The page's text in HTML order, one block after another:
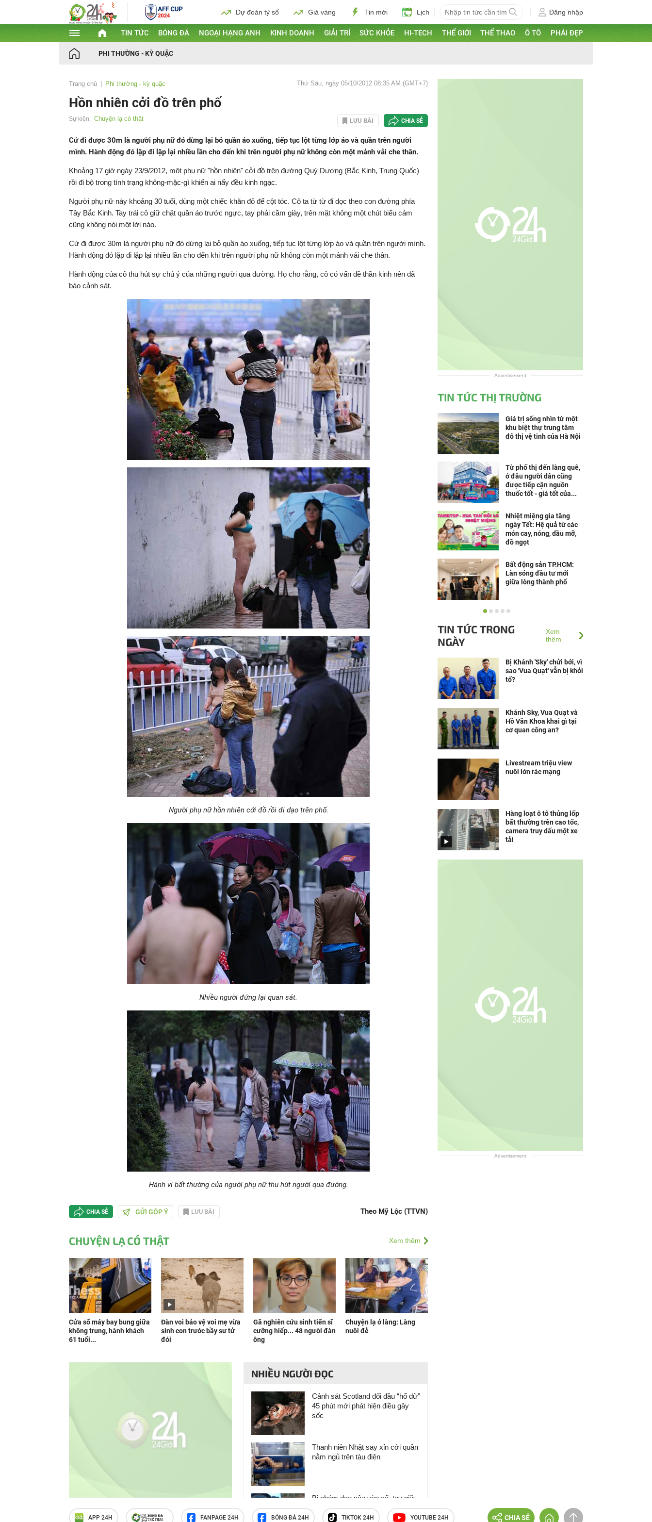
Dự đoán tỷ số Giá vàng Tin mới Lịch Đăng nhập
TIN TỨC BÓNG ĐÁ NGOẠI HẠNG ANH KINH DOANH GIẢI TRÍ SỨC KHỎE HI-TECH THẾ GIỚI THỂ THAO Ô TÔ PHÁI ĐẸP
PHI THƯỜNG - KỲ QUẶC
Trang chủ Phi thường - kỳ quặc Thứ Sáu, ngày 05/10/2012 08:35 AM (GMT+7)
Hồn nhiên cởi đồ trên phố
Sự kiện: Chuyện lạ có thật LƯU BÀI CHIA SẺ
Cứ đi được 30m là người phụ nữ đó dừng lại bỏ quần áo xuống, tiếp tục lột từng lớp áo và quần trên người
mình. Hành động đó lặp đi lặp lại nhiều lần cho đến khi trên người phụ nữ không còn một mảnh vải che thân.
Khoảng 17 giờ ngày 23/9/2012, một phụ nữ "hồn nhiên" cởi đồ trên đường Quý Dương (Bắc Kinh, Trung Quốc)
rồi đi bộ trong tình trạng không-mặc-gì khiến ai nấy đều kinh ngạc.
Người phụ nữ này khoảng 30 tuổi, dùng một chiếc khăn đỏ để cột tóc. Cô ta từ từ đi dọc theo con đường phía
Tây Bắc Kinh. Tay trái cô giữ chặt quần áo trước ngực, tay phải cầm giày, trên mặt không một chút biểu cảm
cũng không nói một lời nào.
Cứ đi được 30m là người phụ nữ đó dừng lại bỏ quần áo xuống, tiếp tục lột từng lớp áo và quần trên người mình.
Hành động đó lặp đi lặp lại nhiều lần cho đến khi trên người phụ nữ không còn một mảnh vải che thân.
Hành động của cô thu hút sự chú ý của những người qua đường. Họ cho rằng, cô có vấn đề thần kinh nên đã
báo cảnh sát.
Người phụ nữ hồn nhiên cởi đồ rồi đi dạo trên phố.
Nhiều người đứng lại quan sát.
Hành vi bất thường của người phụ nữ thu hút người qua đường.
CHIA SẺ GỬI GÓP Ý LƯU BÀI Theo Mỹ Lộc (TTVN)
CHUYỆN LẠ CÓ THẬT Xem thêm
Cửa sổ máy bay bung giữa
không trung, hành khách
61 tuổi...
Đàn voi bảo vệ voi mẹ vừa
sinh con trước bầy sư tử
đói
Gã nghiên cứu sinh tiến sĩ
cưỡng hiếp... 48 người đàn
ông
Chuyện lạ ở làng: Làng
nuôi đẻ
NHIỀU NGƯỜI ĐỌC
Cảnh sát Scotland đối đầu “hổ dữ”
45 phút mới phát hiện điều gây
sốc
Thanh niên Nhật say xỉn cởi quần
nằm ngủ trên tàu điện
Bị chém dao sâu vào cổ, tay giữ
đầu khỏi lệch đi gặp bác sĩ
Advertisement
TIN TỨC THỊ TRƯỜNG
Giá trị sống nhìn từ một
khu biệt thự trung tâm
đô thị vệ tinh của Hà Nội
Từ phố thị đến làng quê,
ở đâu người dân cũng
được tiếp cận nguồn
thuốc tốt - giá tốt của...
Nhiệt miệng gia tăng
ngày Tết: Hệ quả từ các
món cay, nóng, dầu mỡ,
đồ ngọt
Bất động sản TP.HCM:
Làn sóng đầu tư mới
giữa lòng thành phố
“Thừa thắng xông lên”,
Group Hà Nam lọt Top 10
Dự án nổi bật nhất...
TIN TỨC TRONG
NGÀY
Xem
thêm
Bị Khánh 'Sky' chửi bới, vì
sao 'Vua Quạt' vẫn bị khởi
tố?
Khánh Sky, Vua Quạt và
Hồ Văn Khoa khai gì tại
cơ quan công an?
Livestream triệu view
nuôi lớn rác mạng
Hàng loạt ô tô thủng lốp
bất thường trên cao tốc,
camera truy dấu một xe
tải
Advertisement
APP 24H FANPAGE 24H BÓNG ĐÁ 24H TIKTOK 24H YOUTUBE 24H CHIA SẺ